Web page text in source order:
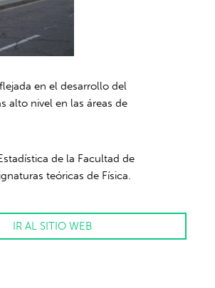
en el desarrollo del
alto nivel en las áreas de
de la Facultad de
teóricas de Física.
IR AL SITIO WEB